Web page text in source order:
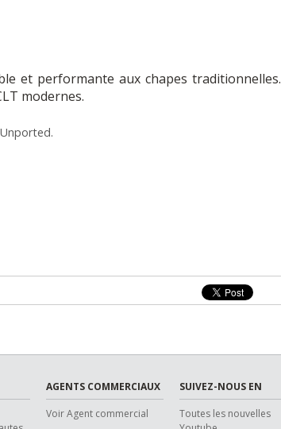
et performante aux chapes traditionnelles.
modernes.
AGENTS COMMERCIAUX
Voir Agent commercial
SUIVEZ-NOUS EN
Toutes les nouvelles